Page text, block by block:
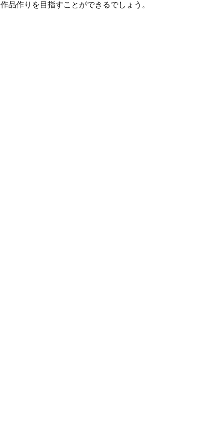
作品作りを目指すことができるでしょう。